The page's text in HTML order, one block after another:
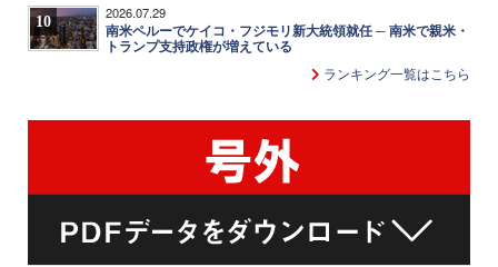
10 2026.07.29
南米ペルーでケイコ・フジモリ新大統領就任 ─ 南米で親米・
トランプ支持政権が増えている
ランキング一覧はこちら